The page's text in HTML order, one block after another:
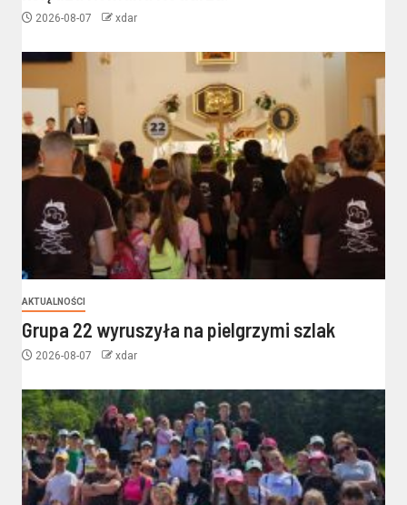
2026-08-07 xdar
AKTUALNOŚCI
Grupa 22 wyruszyła na pielgrzymi szlak
2026-08-07 xdar